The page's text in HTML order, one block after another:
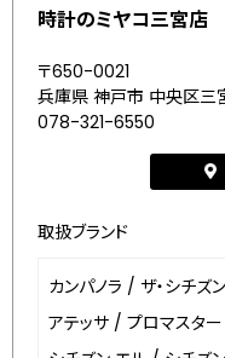
時計のミヤコ三宮店
〒650-0021
兵庫県 神戸市 中央区三
078-321-6550
取扱ブランド
カンパノラ / ザ・シチズン
アテッサ / プロマスター